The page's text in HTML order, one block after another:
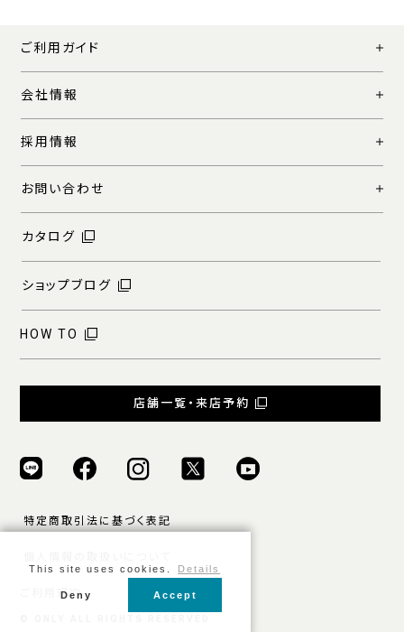
ご利用ガイド
会社情報
採用情報
お問い合わせ
カタログ
ショップブログ
HOW TO
店舗一覧・来店予約
特定商取引法に基づく表記
ご利用規約
This site uses cookies. Details
Deny Accept